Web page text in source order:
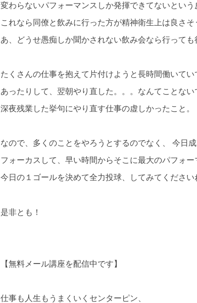
変わらないパフォーマンスしか発揮できてないという
これなら同僚と飲みに行った方が精神衛生上は良さそ
あ、どうせ愚痴しか聞かされない飲み会なら行っても
たくさんの仕事を抱えて片付けようと長時間働いて
あったりして、翌朝やり直した。。。なんてことない
深夜残業した挙句にやり直す仕事の虚しかったこと。
なので、多くのことをやろうとするのでなく、 今日
フォーカスして、早い時間からそこに最大のパフォ
今日の１ゴールを決めて全力投球、してみてください
是非とも！
【無料メール講座を配信中です】
仕事も人生もうまくいくセンターピン、